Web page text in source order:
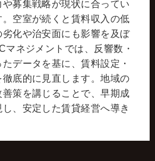
募集戦略が現状に合ってい
空室が続くと賃料収入の低
化や治安面にも影響を及ぼ
マネジメントでは、反響数・
データを基に、賃料設定・
底的に見直します。地域の
策を講じることで、早期成
、安定した賃貸経営へ導き